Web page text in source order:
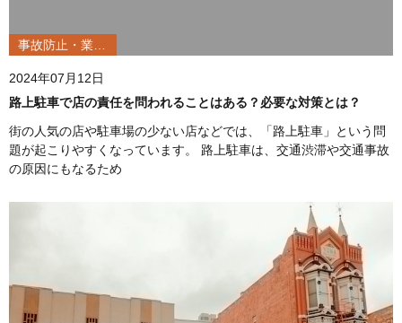
2024年07月12日
路上駐車で店の責任を問われることはある？必要な対策とは？
街の人気の店や駐車場の少ない店などでは、「路上駐車」という問
題が起こりやすくなっています。 路上駐車は、交通渋滞や交通事故
の原因にもなるため